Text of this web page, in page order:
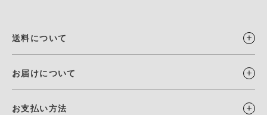
送料について
お届けについて
お支払い方法